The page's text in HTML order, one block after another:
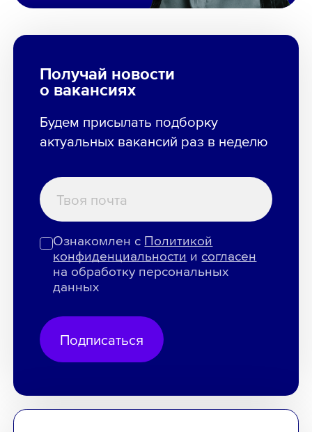
Получай новости
о вакансиях
Будем присылать подборку
актуальных вакансий раз в неделю
Ознакомлен с Политикой
конфиденциальности и согласен
на обработку персональных
данных
Подписаться